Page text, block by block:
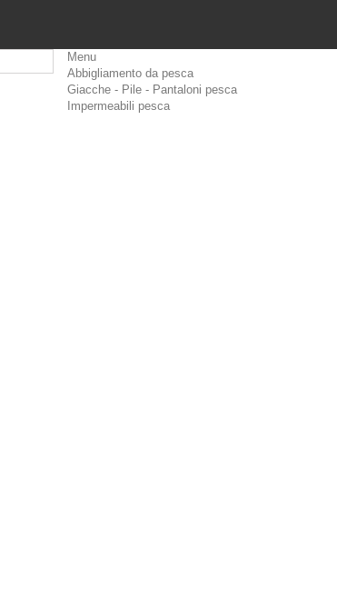
Menu
Abbigliamento da pesca
Giacche - Pile - Pantaloni pesca
Impermeabili pesca